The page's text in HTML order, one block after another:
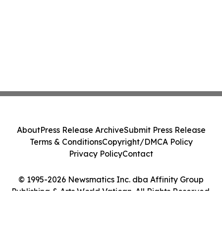
© 1995-2026 Newsmatics Inc. dba Affinity Group
Publishing & Arts World Vatican. All Rights Reserved.
AboutPress Release ArchiveSubmit Press Release
Terms & ConditionsCopyright/DMCA Policy
Privacy PolicyContact